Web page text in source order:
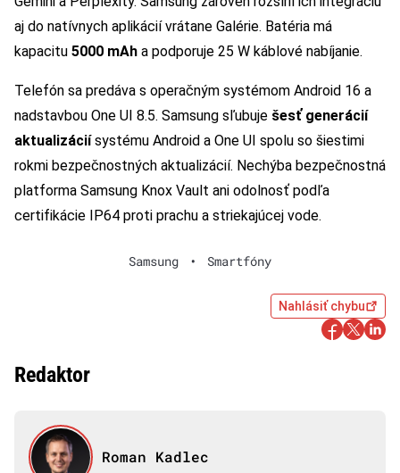
aj do natívnych aplikácií vrátane Galérie. Batéria má
kapacitu 5000 mAh a podporuje 25 W káblové nabíjanie.
Telefón sa predáva s operačným systémom Android 16 a
nadstavbou One UI 8.5. Samsung sľubuje šesť generácií
aktualizáciísystému Android a One UI spolu so šiestimi
rokmi bezpečnostných aktualizácií. Nechýba bezpečnostná
platforma Samsung Knox Vault ani odolnosť podľa
certifikácie IP64 proti prachu a striekajúcej vode.
Samsung • Smartfóny
Nahlásiť chybu
Redaktor
Roman Kadlec